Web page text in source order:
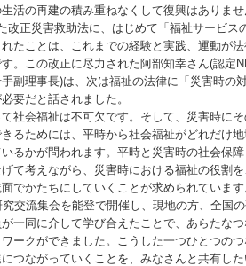
活の再建の積み重ねなくして復興はありませ
改正災害救助法に、はじめて「福祉サービス
たことは、これまでの経験と実践、運動が
。この改正に尽力された阿部知幸さん(認定
副理事長)は、次は福祉の法律に「災害時の
要だと話されました。
社会福祉は不可欠です。そして、災害時にそ
るためには、平時から社会福祉がどれだけ
るかが問われます。平時と災害時の社会保
て考えながら、災害時における福祉の役割
でかたちにしていくことが求められています
交流集会を能登で開催し、現地の方、全国
一同に介して学び合えたことで、あらたなつ
ークができました。こうした一つひとつのつ
つながっていくことを、みなさんと共有し